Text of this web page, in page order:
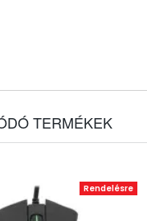
TERMÉKEK
Rendelésre